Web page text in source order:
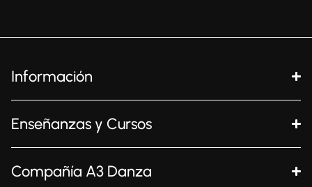
Información
Enseñanzas y Cursos
Compañía A3 Danza